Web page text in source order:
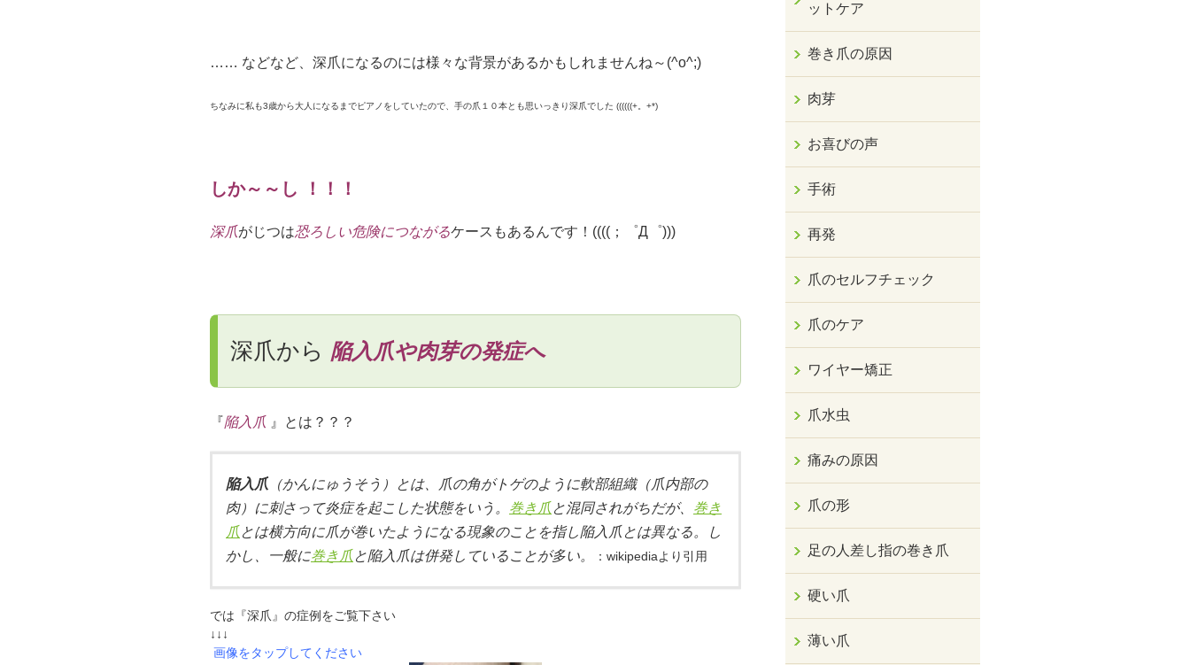
…… などなど、深爪になるのには様々な背景があるかもしれませんね～(^o^;)
ちなみに私も3歳から大人になるまでピアノをしていたので、 手の爪１０本とも思いっきり深爪でした ((((((+。+*)
しか～～し ！！！
深爪がじつは恐ろしい危険につながるケースもあるんです！((((；゜Д゜)))
深爪から 陥入爪や肉芽の発症へ
『陥入爪 』とは？？？
陥入爪 （かんにゅうそう）とは、爪の角がトゲのように軟部組織（爪内部の
肉）に刺さって炎症を起こした状態をいう。 巻き爪 と混同されがちだが、 巻き
爪 とは横方向に爪が巻いたようになる現象のことを指し陥入爪とは異なる。し
かし、一般に巻き爪 と陥入爪は併発していることが多い。 ：wikipediaより引用
では『深爪』の症例をご覧下さい
↓↓↓
画像をタップしてください
ットケア
巻き爪の原因
肉芽
お喜びの声
手術
再発
爪のセルフチェック
爪のケア
ワイヤー矯正
爪水虫
痛みの原因
爪の形
足の人差し指の巻き爪
硬い爪
薄い爪